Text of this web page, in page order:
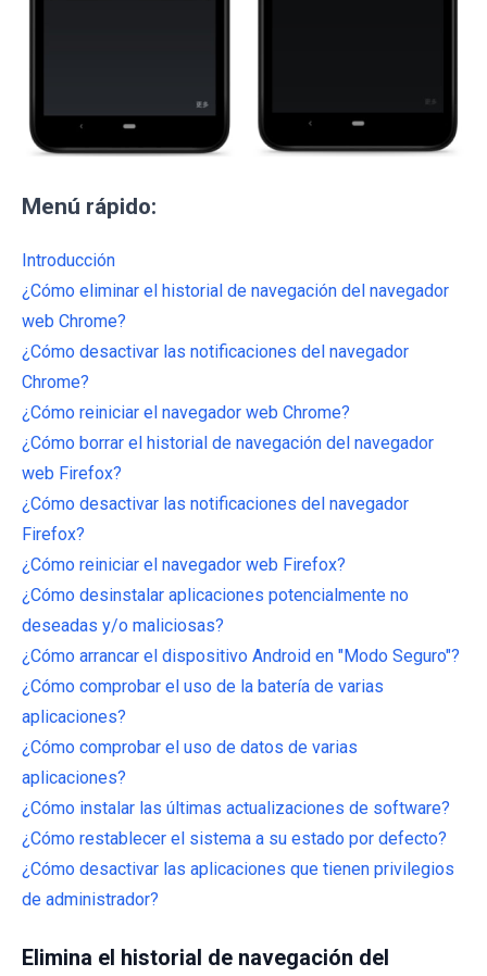
Menú rápido:
Introducción
¿Cómo eliminar el historial de navegación del navegador
web Chrome?
¿Cómo desactivar las notificaciones del navegador
Chrome?
¿Cómo reiniciar el navegador web Chrome?
¿Cómo borrar el historial de navegación del navegador
web Firefox?
¿Cómo desactivar las notificaciones del navegador
Firefox?
¿Cómo reiniciar el navegador web Firefox?
¿Cómo desinstalar aplicaciones potencialmente no
deseadas y/o maliciosas?
¿Cómo arrancar el dispositivo Android en "Modo Seguro"?
¿Cómo comprobar el uso de la batería de varias
aplicaciones?
¿Cómo comprobar el uso de datos de varias
aplicaciones?
¿Cómo instalar las últimas actualizaciones de software?
¿Cómo restablecer el sistema a su estado por defecto?
¿Cómo desactivar las aplicaciones que tienen privilegios
de administrador?
Elimina el historial de navegación del